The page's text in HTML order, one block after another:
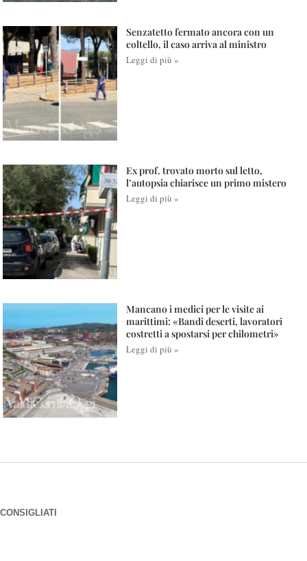
Senzatetto fermato ancora con un
coltello, il caso arriva al ministro
Leggi di più »
Ex prof. trovato morto sul letto,
l’autopsia chiarisce un primo mistero
Leggi di più »
Mancano i medici per le visite ai
marittimi: «Bandi deserti, lavoratori
costretti a spostarsi per chilometri»
Leggi di più »
CONSIGLIATI